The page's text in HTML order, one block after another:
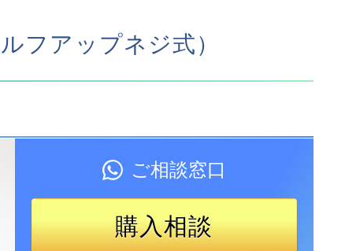
ルフアップネジ式）
ご相談窓口
購入相談